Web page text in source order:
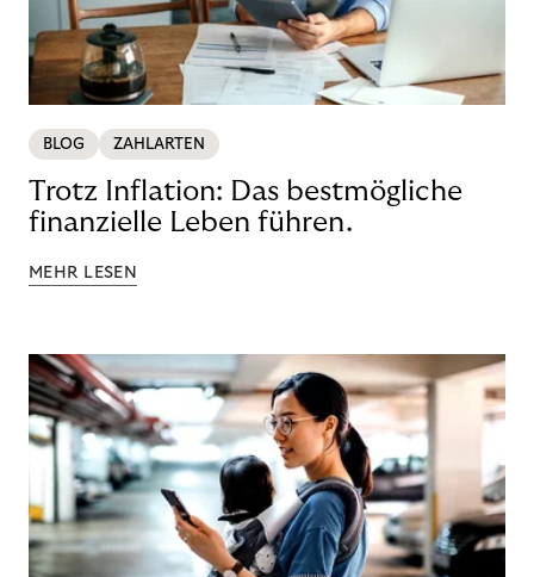
BLOG ZAHLARTEN
Trotz Inflation: Das bestmögliche
finanzielle Leben führen.
MEHR LESEN